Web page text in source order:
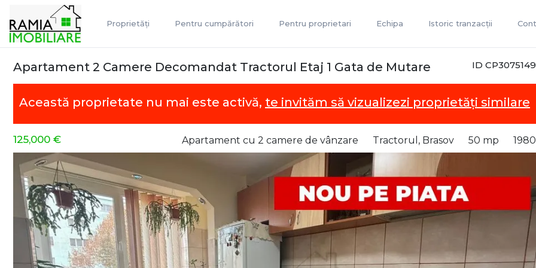
Proprietăți Pentru cumpărători Pentru proprietari Echipa Istoric tranzacții
ID CP3075149
Apartament 2 Camere Decomandat Tractorul Etaj 1 Gata de Mutare
Această proprietate nu mai este activă, te invităm să vizualizezi proprietăți similare
125,000 € Apartament cu 2 camere de vânzare Tractorul, Brasov 50 mp 1980